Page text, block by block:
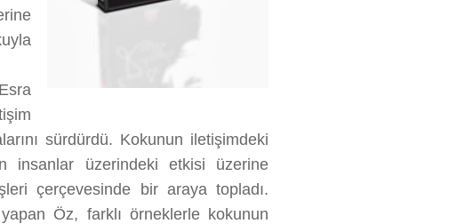
sürdürdü. Kokunun iletişimdeki
insanlar üzerindeki etkisi üzerine
çerçevesinde bir araya topladı.
yapan Öz, farklı örneklerle kokunun